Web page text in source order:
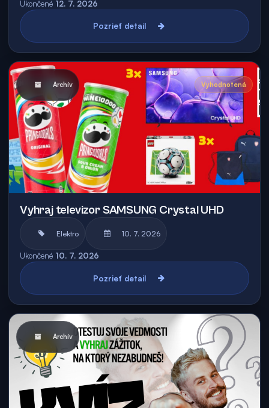
Ukončené 12. 7. 2026
Pozrieť detail
Archív Vyhodnotená
Vyhraj televizor SAMSUNG Crystal UHD
Elektro 10. 7. 2026
Ukončené 10. 7. 2026
Pozrieť detail
Archív